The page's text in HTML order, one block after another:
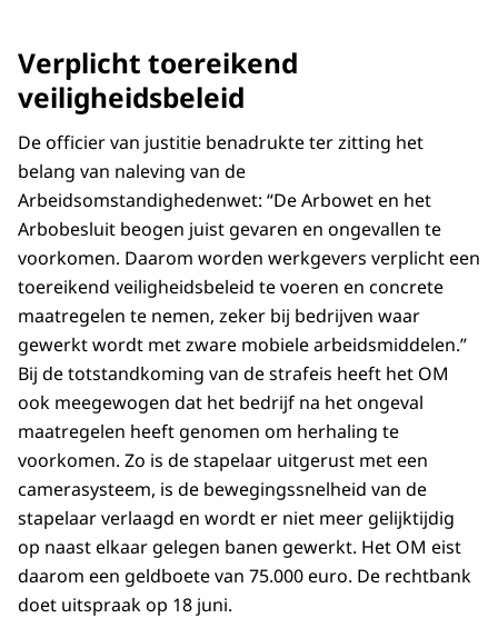
Verplicht toereikend
veiligheidsbeleid
De officier van justitie benadrukte ter zitting het
belang van naleving van de
Arbeidsomstandighedenwet: “De Arbowet en het
Arbobesluit beogen juist gevaren en ongevallen te
voorkomen. Daarom worden werkgevers verplicht een
toereikend veiligheidsbeleid te voeren en concrete
maatregelen te nemen, zeker bij bedrijven waar
gewerkt wordt met zware mobiele arbeidsmiddelen.”
Bij de totstandkoming van de strafeis heeft het OM
ook meegewogen dat het bedrijf na het ongeval
maatregelen heeft genomen om herhaling te
voorkomen. Zo is de stapelaar uitgerust met een
camerasysteem, is de bewegingssnelheid van de
stapelaar verlaagd en wordt er niet meer gelijktijdig
op naast elkaar gelegen banen gewerkt. Het OM eist
daarom een geldboete van 75.000 euro. De rechtbank
doet uitspraak op 18 juni.